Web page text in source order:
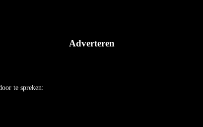
Adverteren
te spreken: